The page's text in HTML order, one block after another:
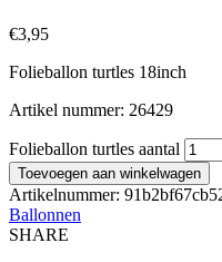
€3,95
Folieballon turtles 18inch
Artikel nummer: 26429
Folieballon turtles aantal
Toevoegen aan winkelwagen
Artikelnummer:
Ballonnen
SHARE